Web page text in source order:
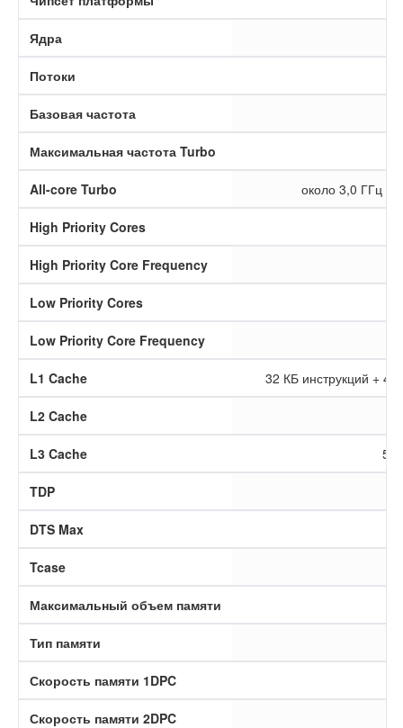
Ядра
Потоки
Базовая частота
Максимальная частота Turbo
All-core Turbo около 3,0 ГГц
High Priority Cores
High Priority Core Frequency
Low Priority Cores
Low Priority Core Frequency
L1 Cache 32 КБ инструкций +
L2 Cache
L3 Cache
TDP
DTS Max
Tcase
Максимальный объем памяти
Тип памяти
Скорость памяти 1DPC
Скорость памяти 2DPC